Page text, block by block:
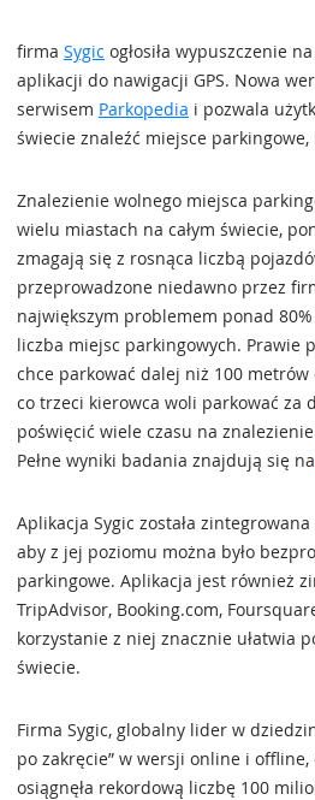
firma Sygic ogłosiła wypuszczenie
aplikacji do nawigacji GPS. Nowa
serwisem Parkopedia i pozwala
świecie znaleźć miejsce
Znalezienie wolnego miejsca
wielu miastach na całym świecie,
zmagają się z rosnąca liczbą
przeprowadzone niedawno przez
największym problemem ponad
liczba miejsc parkingowych. Prawie
chce parkować dalej niż 100 metrów
co trzeci kierowca woli parkować za
poświęcić wiele czasu na
Pełne wyniki badania znajdują się na
Aplikacja Sygic została
aby z jej poziomu można było
parkingowe. Aplikacja jest również
TripAdvisor, Booking.com,
korzystanie z niej znacznie ułatwia
świecie.
Firma Sygic, globalny lider w
po zakręcie” w wersji online i offline,
osiągnęła rekordową liczbę 100